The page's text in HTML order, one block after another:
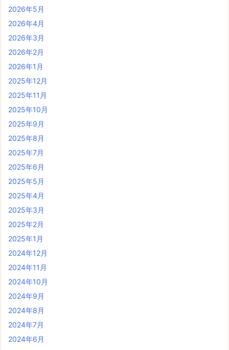
2026年5月
2026年4月
2026年3月
2026年2月
2026年1月
2025年12月
2025年11月
2025年10月
2025年9月
2025年8月
2025年7月
2025年6月
2025年5月
2025年4月
2025年3月
2025年2月
2025年1月
2024年12月
2024年11月
2024年10月
2024年9月
2024年8月
2024年7月
2024年6月